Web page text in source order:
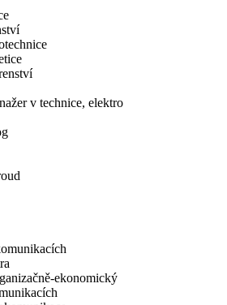
v technice, elektro
ekonomický